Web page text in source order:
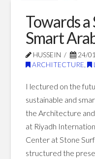
Towards
Smart
HUSSEIN
24/
ARCHITECTURE
I lectured on the
sustainable and
the Architecture
at Riyadh
Center at Stone
structured the